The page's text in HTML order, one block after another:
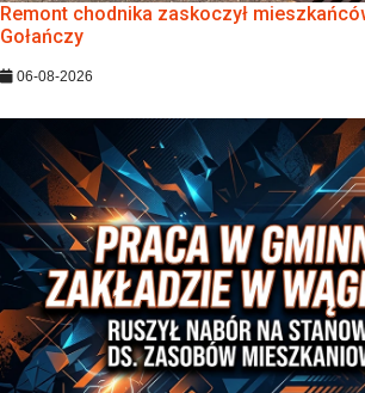
Remont chodnika zaskoczył
Gołańczy
06-08-2026